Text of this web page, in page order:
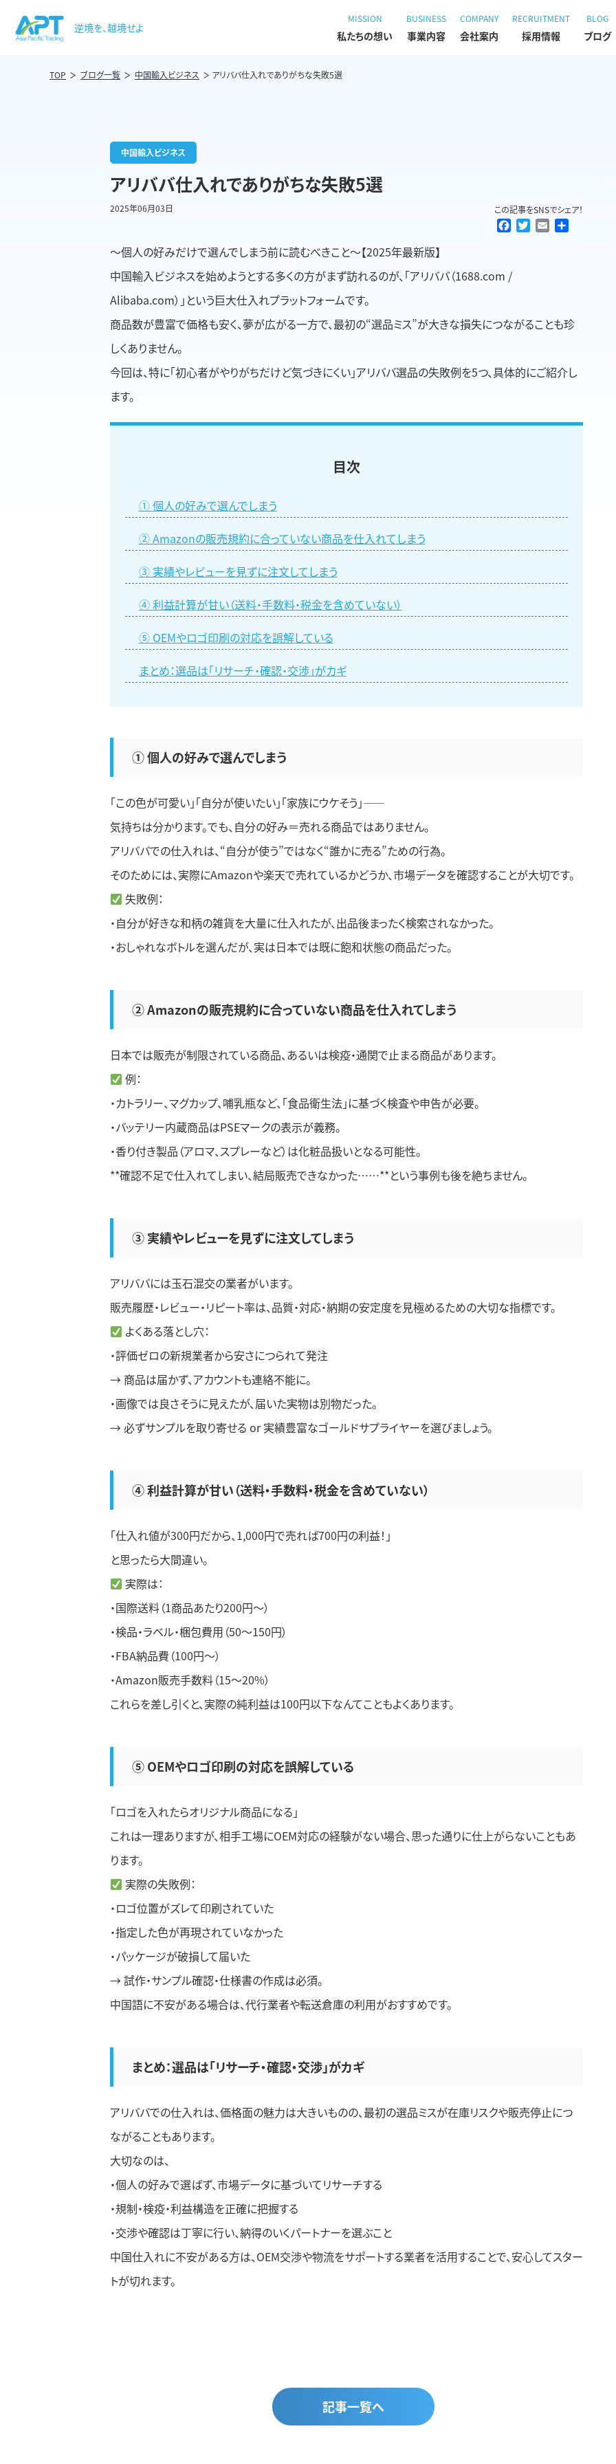
逆境を、越境せよ
MISSION
私たちの想い
BUSINESS
事業内容
COMPANY
会社案内
RECRUITMENT
採用情報
BLOG
ブログ
TOP ブログ一覧 中国輸入ビジネス アリババ仕入れでありがちな失敗5選
中国輸入ビジネス
アリババ仕入れでありがちな失敗5選
2025年06月03日 この記事をSNSでシェア！
F
b
k
T
E
〜個人の好みだけで選んでしまう前に読むべきこと〜【2025年最新版】
中国輸入ビジネスを始めようとする多くの方がまず訪れるのが、「アリババ（1688.com /
Alibaba.com）」という巨大仕入れプラットフォームです。
商品数が豊富で価格も安く、夢が広がる一方で、最初の“選品ミス”が大きな損失につながることも珍
しくありません。
今回は、特に「初心者がやりがちだけど気づきにくい」アリババ選品の失敗例を5つ、具体的にご紹介し
ます。
目次
① 個人の好みで選んでしまう
② Amazonの販売規約に合っていない商品を仕入れてしまう
③ 実績やレビューを見ずに注文してしまう
④ 利益計算が甘い（送料・手数料・税金を含めていない）
⑤ OEMやロゴ印刷の対応を誤解している
まとめ：選品は「リサーチ・確認・交渉」がカギ
① 個人の好みで選んでしまう
「この色が可愛い」「自分が使いたい」「家族にウケそう」——
気持ちは分かります。でも、自分の好み＝売れる商品ではありません。
アリババでの仕入れは、“自分が使う”ではなく“誰かに売る”ための行為。
そのためには、実際にAmazonや楽天で売れているかどうか、市場データを確認することが大切です。
失敗例：
・自分が好きな和柄の雑貨を大量に仕入れたが、出品後まったく検索されなかった。
・おしゃれなボトルを選んだが、実は日本では既に飽和状態の商品だった。
② Amazonの販売規約に合っていない商品を仕入れてしまう
日本では販売が制限されている商品、あるいは検疫・通関で止まる商品があります。
例：
・カトラリー、マグカップ、哺乳瓶など、「食品衛生法」に基づく検査や申告が必要。
・バッテリー内蔵商品はPSEマークの表示が義務。
・香り付き製品（アロマ、スプレーなど）は化粧品扱いとなる可能性。
**確認不足で仕入れてしまい、結局販売できなかった……**という事例も後を絶ちません。
③ 実績やレビューを見ずに注文してしまう
アリババには玉石混交の業者がいます。
販売履歴・レビュー・リピート率は、品質・対応・納期の安定度を見極めるための大切な指標です。
よくある落とし穴：
・評価ゼロの新規業者から安さにつられて発注
→ 商品は届かず、アカウントも連絡不能に。
・画像では良さそうに見えたが、届いた実物は別物だった。
→ 必ずサンプルを取り寄せる or 実績豊富なゴールドサプライヤーを選びましょう。
④ 利益計算が甘い（送料・手数料・税金を含めていない）
「仕入れ値が300円だから、1,000円で売れば700円の利益！」
と思ったら大間違い。
実際は：
・国際送料（1商品あたり200円〜）
・検品・ラベル・梱包費用（50〜150円）
・FBA納品費（100円〜）
・Amazon販売手数料（15〜20%）
これらを差し引くと、実際の純利益は100円以下なんてこともよくあります。
⑤ OEMやロゴ印刷の対応を誤解している
「ロゴを入れたらオリジナル商品になる」
これは一理ありますが、相手工場にOEM対応の経験がない場合、思った通りに仕上がらないこともあ
ります。
実際の失敗例：
・ロゴ位置がズレて印刷されていた
・指定した色が再現されていなかった
・パッケージが破損して届いた
→ 試作・サンプル確認・仕様書の作成は必須。
中国語に不安がある場合は、代行業者や転送倉庫の利用がおすすめです。
まとめ：選品は「リサーチ・確認・交渉」がカギ
アリババでの仕入れは、価格面の魅力は大きいものの、最初の選品ミスが在庫リスクや販売停止につ
ながることもあります。
大切なのは、
・個人の好みで選ばず、市場データに基づいてリサーチする
・規制・検疫・利益構造を正確に把握する
・交渉や確認は丁寧に行い、納得のいくパートナーを選ぶこと
中国仕入れに不安がある方は、OEM交渉や物流をサポートする業者を活用することで、安心してスター
トが切れます。
記事一覧へ